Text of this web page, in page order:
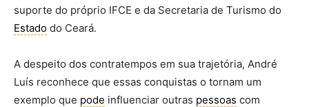
suporte do próprio IFCE e da Secretaria de Turismo do
Estado do Ceará.
A despeito dos contratempos em sua trajetória, André
Luís reconhece que essas conquistas o tornam um
exemplo que pode influenciar outras pessoas com